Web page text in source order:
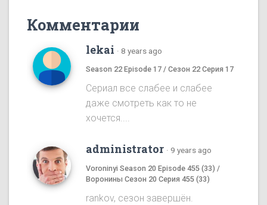
Комментарии
lekai · 8 years ago
Season 22 Episode 17 / Сезон 22 Серия 17
Сериал все слабее и слабее
даже смотреть как то не
хочется....
administrator · 9 years ago
Voroninyi Season 20 Episode 455 (33) /
Воронины Сезон 20 Серия 455 (33)
rankov, сезон завершён.